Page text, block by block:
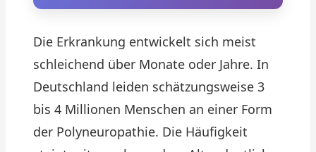
Die Erkrankung entwickelt sich meist
schleichend über Monate oder Jahre. In
Deutschland leiden schätzungsweise 3
bis 4 Millionen Menschen an einer Form
der Polyneuropathie. Die Häufigkeit